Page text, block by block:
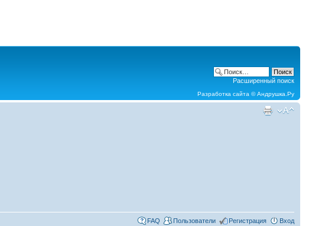
Расширенный поиск
Разработка сайта ©Андрушка.Ру
FAQ Пользователи Регистрация Вход